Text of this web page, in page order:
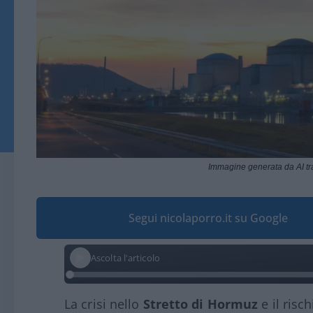
Immagine generata da AI
Segui nicolaporro.it su Google
Ascolta l'articolo
La crisi nello Stretto di Hormuz e il